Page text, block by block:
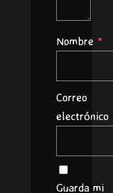
Nombre *
Correo
electrónico
Guarda mi